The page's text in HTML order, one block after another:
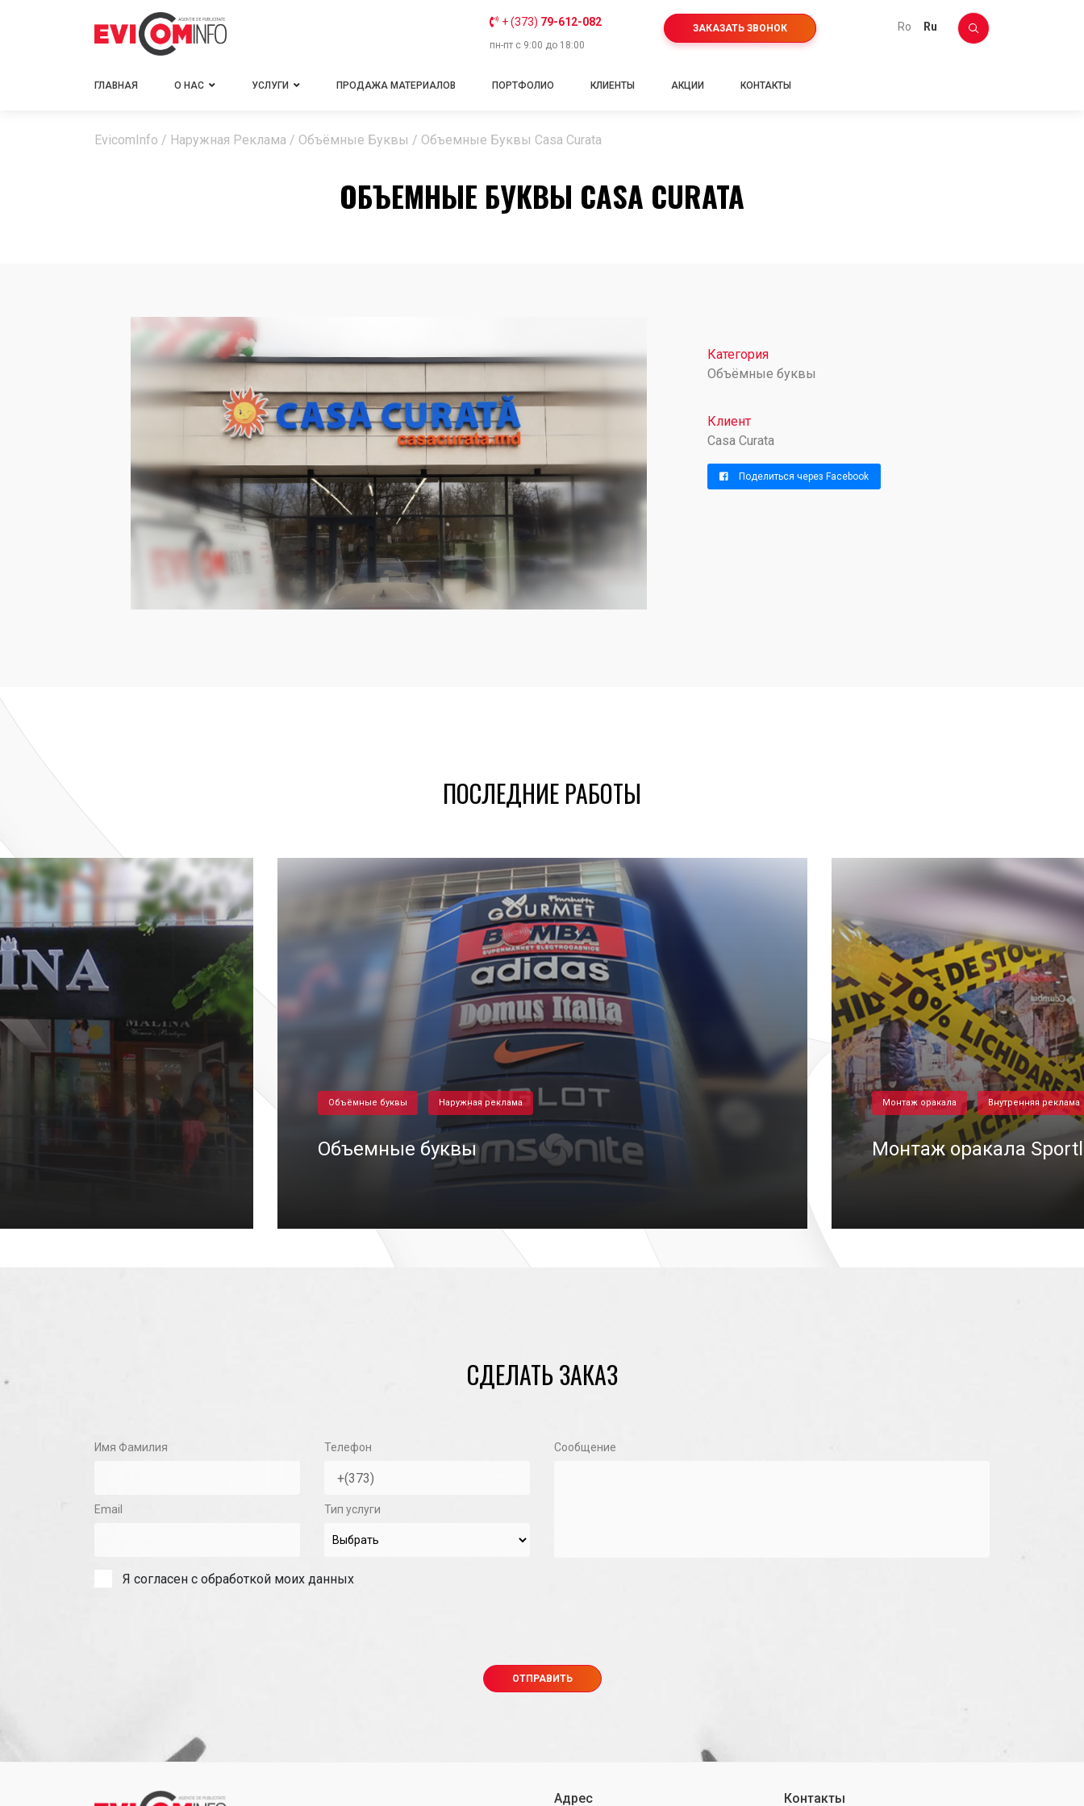
+ (373) 79-612-082
пн-пт с 9:00 до 18:00
ЗАКАЗАТЬ ЗВОНОК ro ru
ГЛАВНАЯ О НАС УСЛУГИ ПРОДАЖА МАТЕРИАЛОВ ПОРТФОЛИО КЛИЕНТЫ АКЦИИ КОНТАКТЫ
EvicomInfo / Наружная Реклама / Объёмные Буквы / Объемные Буквы Casa Curata
ОБЪЕМНЫЕ БУКВЫ CASA CURATA
Категория
Объёмные буквы
Клиент
Casa Curata
Поделиться через Facebook
ПОСЛЕДНИЕ РАБОТЫ
Объёмные буквы Наружная реклама
Объемные буквы
Монтаж оракала Внутренняя реклама
Монтаж оракала
15/11/2020
СДЕЛАТЬ ЗАКАЗ
Имя Фамилия Телефон
Email Тип услуги
Сообщение
Я согласен с обработкой моих данных
Адрес Контакты